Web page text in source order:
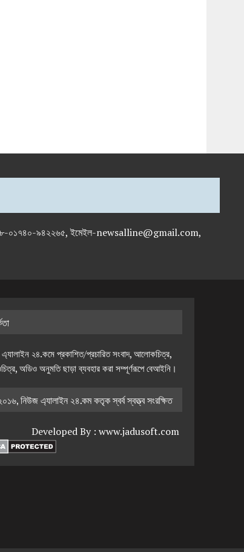
+৮৮-০১৭৪০-৯৪২২৬৫, ইমেইল-newsalline@gmail.com,
২৪.কমে প্রকাশিত/প্রচারিত সংবাদ, আলোকচিত্র,
অডিও অনুমতি ছাড়া ব্যবহার করা সম্পূর্ণরূপে বেআইনি।
নিউজ এ্যালাইন ২৪.কম কতৃক স্বর্ব স্বত্ত্ব সংরক্ষিত
Developed By : www.jadusoft.com